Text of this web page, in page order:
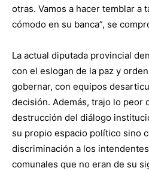
otras. Vamos a hacer temblar a
cómodo en su banca”, se
La actual diputada provincial
con el eslogan de la paz y
gobernar, con equipos
decisión. Además, trajo lo peor
destrucción del diálogo
su propio espacio político sino
discriminación a los
comunales que no eran de su